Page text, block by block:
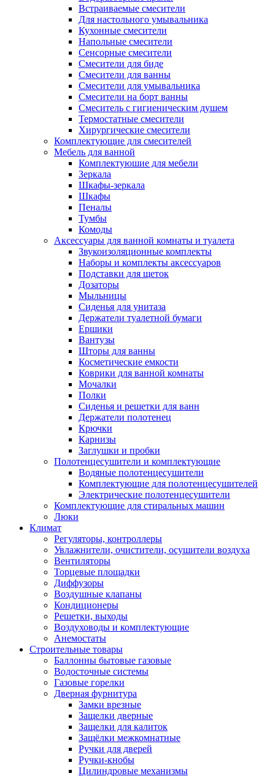
Встраиваемые смесители
Для настольного умывальника
Кухонные смесители
Напольные смесители
Сенсорные смесители
Смесители для биде
Смесители для ванны
Смесители для умывальника
Смесители на борт ванны
Смеситель с гигиеническим душем
Термостатные смесители
Хирургические смесители
Комплектующие для смесителей
Мебель для ванной
Комплектуюшие для мебели
Зеркала
Шкафы-зеркала
Шкафы
Пеналы
Тумбы
Комоды
Аксессуары для ванной комнаты и туалета
Звукоизоляционные комплекты
Наборы и комплекты аксессуаров
Подставки для щеток
Дозаторы
Мыльницы
Сиденья для унитаза
Держатели туалетной бумаги
Ершики
Вантузы
Шторы для ванны
Косметические емкости
Коврики для ванной комнаты
Мочалки
Полки
Сиденья и решетки для ванн
Держатели полотенец
Крючки
Карнизы
Заглушки и пробки
Полотенцесушители и комплектующие
Водяные полотенцесушители
Комплектующие для полотенцесушителей
Электрические полотенцесушители
Комплектующие для стиральных машин
Люки
Климат
Регуляторы, контроллеры
Увлажнители, очистители, осушители воздуха
Вентиляторы
Торцевые площадки
Диффузоры
Воздушные клапаны
Кондиционеры
Решетки, выходы
Воздуховоды и комплектующие
Анемостаты
Строительные товары
Баллонны бытовые газовые
Водосточные системы
Газовые горелки
Дверная фурнитура
Замки врезные
Защелки дверные
Защелки для калиток
Защёлки межкомнатные
Ручки для дверей
Ручки-кнобы
Цилиндровые механизмы